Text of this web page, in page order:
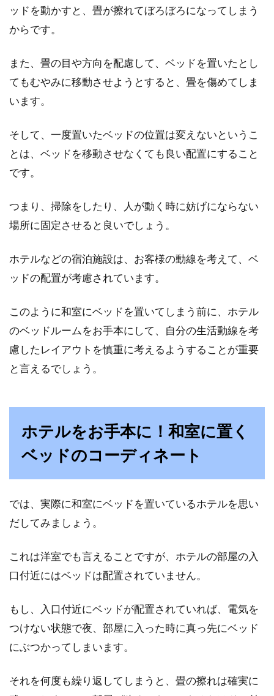
お家に必ずといっていいほど、取り付けている
家電のひとつ、エアコンですが使っていると、
母の日のプレゼントにおすすめ！寝
5月の第2日曜日は、母の日ですね。「今年は特
別な感謝の気持ちを伝えたい！」と思う方にお
ッドを動かすと、畳が擦れてぼろぼろになってしまう
からです。
また、畳の目や方向を配慮して、ベッドを置いたとし
てもむやみに移動させようとすると、畳を傷めてしま
います。
そして、一度置いたベッドの位置は変えないというこ
とは、ベッドを移動させなくても良い配置にすること
です。
つまり、掃除をしたり、人が動く時に妨げにならない
場所に固定させると良いでしょう。
ホテルなどの宿泊施設は、お客様の動線を考えて、ベ
ッドの配置が考慮されています。
このように和室にベッドを置いてしまう前に、ホテル
のベッドルームをお手本にして、自分の生活動線を考
慮したレイアウトを慎重に考えるようすることが重要
と言えるでしょう。
ホテルをお手本に！和室に置く
ベッドのコーディネート
では、実際に和室にベッドを置いているホテルを思い
だしてみましょう。
これは洋室でも言えることですが、ホテルの部屋の入
口付近にはベッドは配置されていません。
もし、入口付近にベッドが配置されていれば、電気を
つけない状態で夜、部屋に入った時に真っ先にベッド
にぶつかってしまいます。
それを何度も繰り返してしまうと、畳の擦れは確実に